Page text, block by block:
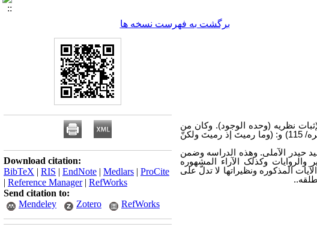
برگشت به فهرست نسخه ها
نظریه (وحده الوجود). وکان من
أهمّ هذه الآیات والعبارات؛ الآیه القائله: (هو الأولُ والآخر)(سوره الحدید/ 3) و: (فَثَمّ وجهُ اللهِ) (سوره البقره/ 115) و: (وما رمیتَ إذ رمیتَ ولکنّ
حیدر الآملی. وهذه الدراسه وضمن
وکذلک الآراء المشهوره
المذکوره ونظیراتها لا تدلّ علی
Download citation:
BibTeX | RIS | EndNote | Medlars | ProCite
| Reference Manager| RefWorks
Send citation to:
Mendeley
Zotero RefWorks